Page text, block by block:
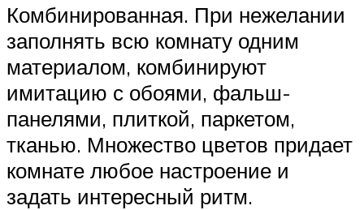
Комбинированная. При нежелании
заполнять всю комнату одним
материалом, комбинируют
имитацию с обоями, фальш-
панелями, плиткой, паркетом,
тканью. Множество цветов придает
комнате любое настроение и
задать интересный ритм.